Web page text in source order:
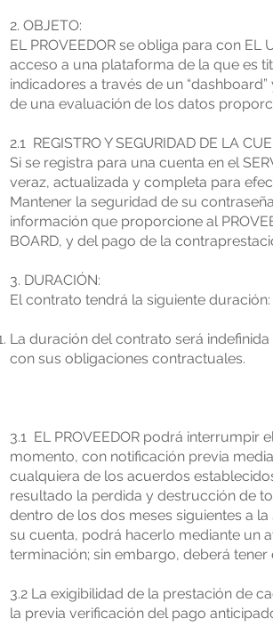
2. OBJETO:
EL PROVEEDOR se obliga para con
acceso a una plataforma de la que es
indicadores a través de un
de una evaluación de los datos
2.1 REGISTRO Y SEGURIDAD DE LA
Si se registra para una cuenta en el
veraz, actualizada y completa para
Mantener la seguridad de su
información que proporcione al
BOARD, y del pago de la
3. DURACIÓN:
El contrato tendrá la siguiente duración:
La duración del contrato será
con sus obligaciones contractuales.
3.1 EL PROVEEDOR podrá interrumpir
momento, con notificación previa
cualquiera de los acuerdos
resultado la perdida y destrucción de
dentro de los dos meses siguientes a
su cuenta, podrá hacerlo mediante un
terminación; sin embargo, deberá
3.2 La exigibilidad de la prestación de
la previa verificación del pago